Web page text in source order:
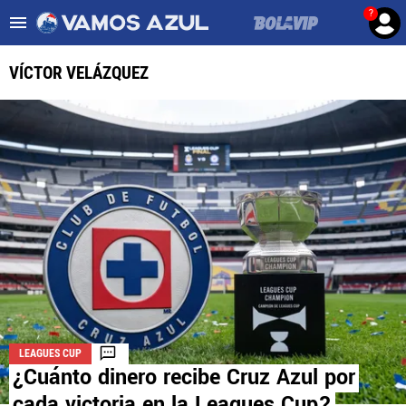
?
Es tendencia Noticias Cruz Azul HOY
ULTIMAS NOTICIAS
LEAGUES CUP
LIGA MX
FEMENIL
FUERZAS BÁSICAS
MERCADO DE FICHAJES
OPINIÓN
VÍCTOR VELÁZQUEZ
LEAGUES CUP
¿Cuánto dinero recibe Cruz Azul por